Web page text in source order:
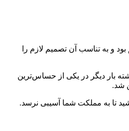
و به تناسب آن تصمیم لازم را
بار دیگر در یکی از حساس‌ترین
شد.
تا به مملکت شما آسیبی نرسد.